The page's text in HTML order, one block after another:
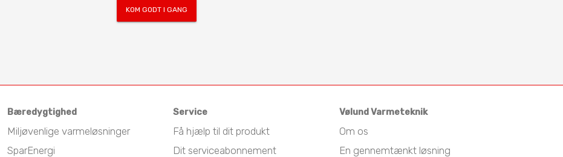
KOM GODT I GANG
Bæredygtighed
Miljøvenlige varmeløsninger
SparEnergi
Service
Få hjælp til dit produkt
Dit serviceabonnement
Vølund Varmeteknik
Om os
En gennemtænkt løsning